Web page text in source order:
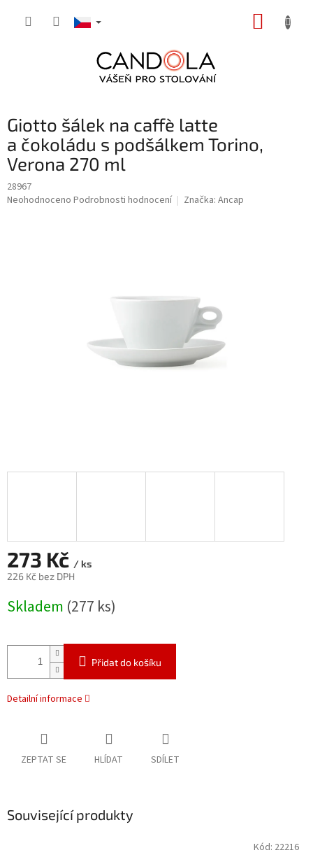
Giotto šálek na caffè latte
a čokoládu s podšálkem Torino,
Verona 270 ml
28967
Průměrné
Neohodnoceno Podrobnosti hodnocení Značka: Ancap
273 Kč / ks
226 Kč bez DPH
cena:
Skladem (277 ks)
Přidat do košíku
Detailní informace
ZEPTAT SE HLÍDAT SDÍLET
Související produkty
Kód: 22216